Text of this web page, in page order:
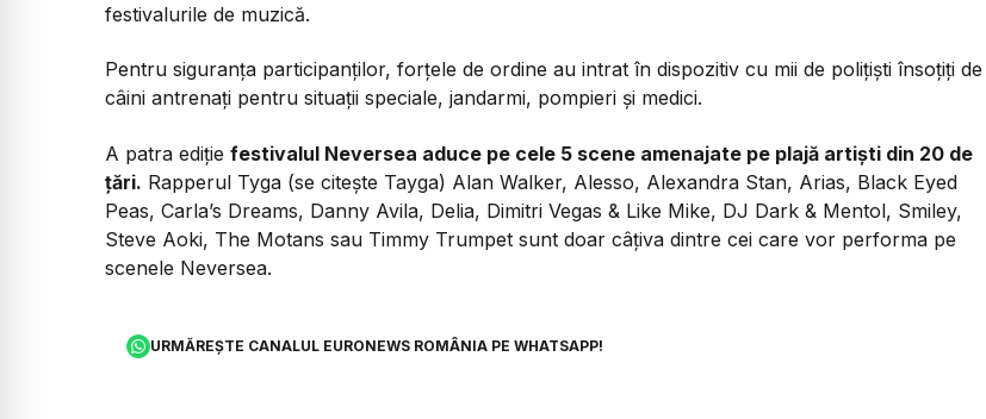
festivalurile de muzică.
Pentru siguranța participanților, forțele de ordine au intrat în dispozitiv cu mii de polițiști însoțiți de
câini antrenați pentru situații speciale, jandarmi, pompieri și medici.
A patra ediție festivalul Neversea aduce pe cele 5 scene amenajate pe plajă artiști din 20 de
țări. Rapperul Tyga (se citește Tayga) Alan Walker, Alesso, Alexandra Stan, Arias, Black Eyed
Peas, Carla’s Dreams, Danny Avila, Delia, Dimitri Vegas & Like Mike, DJ Dark & Mentol, Smiley,
Steve Aoki, The Motans sau Timmy Trumpet sunt doar câțiva dintre cei care vor performa pe
scenele Neversea.
URMĂREȘTE CANALUL EURONEWS ROMÂNIA PE WHATSAPP!